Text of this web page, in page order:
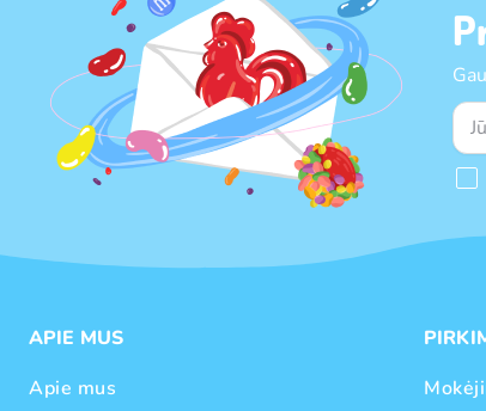
APIE MUS
Apie mus